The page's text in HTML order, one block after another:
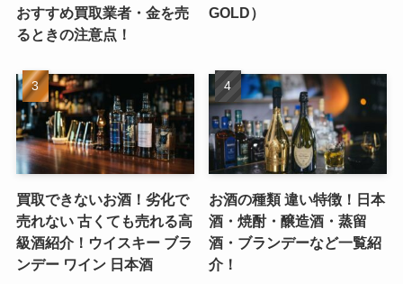
おすすめ買取業者・金を売
るときの注意点！
GOLD）
買取できないお酒！劣化で
売れない 古くても売れる高
級酒紹介！ウイスキー ブラ
ンデー ワイン 日本酒
お酒の種類 違い特徴！日本
酒・焼酎・醸造酒・蒸留
酒・ブランデーなど一覧紹
介！